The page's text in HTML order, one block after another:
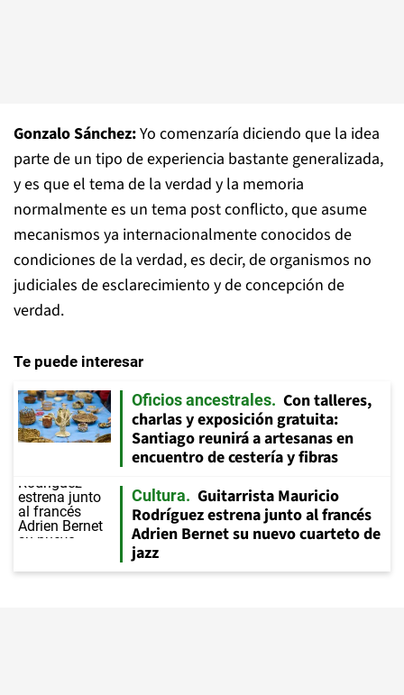
Gonzalo Sánchez:Yo comenzaría diciendo que la idea
parte de un tipo de experiencia bastante generalizada,
y es que el tema de la verdad y la memoria
normalmente es un tema post conflicto, que asume
mecanismos ya internacionalmente conocidos de
condiciones de la verdad, es decir, de organismos no
judiciales de esclarecimiento y de concepción de
verdad.
Te puede interesar
Oficios ancestrales
Con talleres,
charlas y exposición gratuita:
Santiago reunirá a artesanas en
encuentro de cestería y fibras
Cultura
Guitarrista Mauricio
Rodríguez estrena junto al francés
Adrien Bernet su nuevo cuarteto de
jazz